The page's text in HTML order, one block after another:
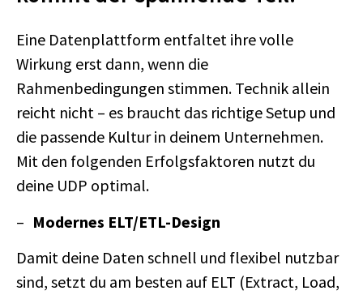
Eine Datenplattform entfaltet ihre volle
Wirkung erst dann, wenn die
Rahmenbedingungen stimmen. Technik allein
reicht nicht – es braucht das richtige Setup und
die passende Kultur in deinem Unternehmen.
Mit den folgenden Erfolgsfaktoren nutzt du
deine UDP optimal.
Modernes ELT/ETL-Design
Damit deine Daten schnell und flexibel nutzbar
sind, setzt du am besten auf ELT (Extract, Load,